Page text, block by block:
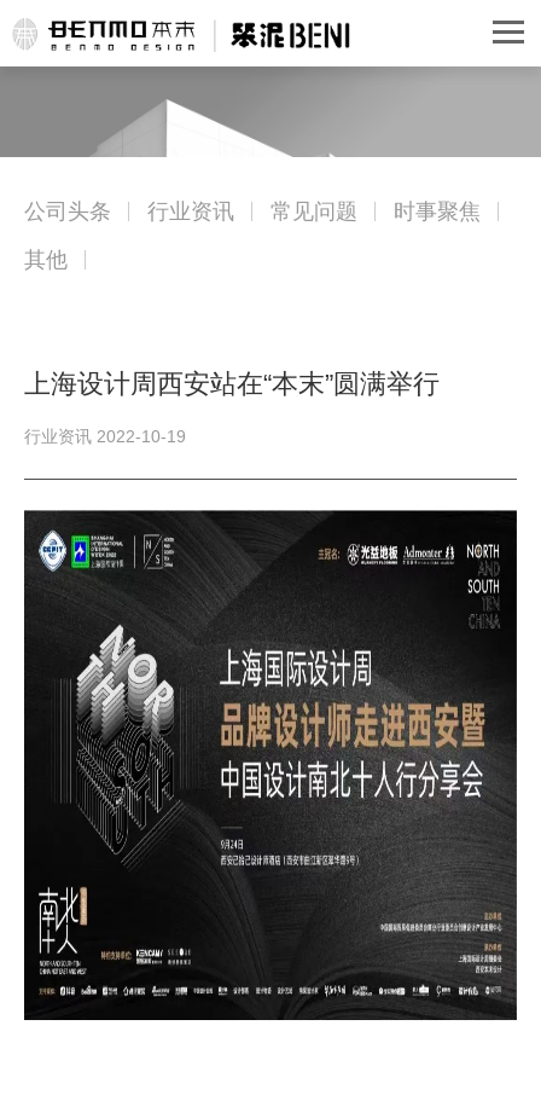
公司头条 行业资讯 常见问题
时事聚焦
其他
上海设计周西安站在“本末”圆满举行
行业资讯 2022-10-19